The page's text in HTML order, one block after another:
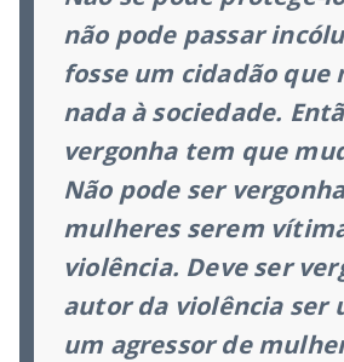
não pode passar
fosse um cidadão que
nada à sociedade.
vergonha tem que
Não pode ser
mulheres serem
violência. Deve ser
autor da violência ser
um agressor de